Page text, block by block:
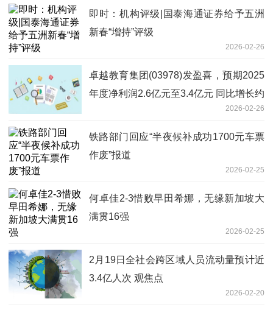
即时：机构评级|国泰海通证券给予五洲
新春“增持”评级
2026-02-26
卓越教育集团(03978)发盈喜，预期2025
年度净利润2.6亿元至3.4亿元 同比增长约
2026-02-26
铁路部门回应“半夜候补成功1700元车票
作废”报道
2026-02-25
何卓佳2-3惜败早田希娜，无缘新加坡大
满贯16强
2026-02-25
2月19日全社会跨区域人员流动量预计近
3.4亿人次 观焦点
2026-02-20